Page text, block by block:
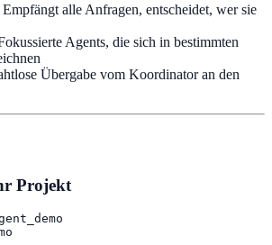
Empfängt alle Anfragen, entscheidet, wer sie
Agents, die sich in bestimmten
Übergabe vom Koordinator an den
Projekt